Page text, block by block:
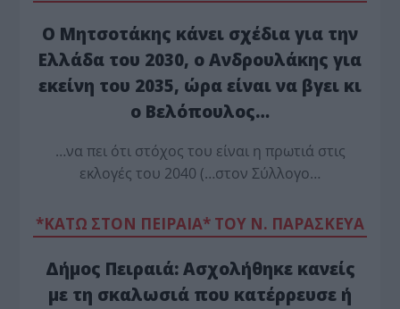
Ο Μητσοτάκης κάνει σχέδια για την
Ελλάδα του 2030, ο Ανδρουλάκης για
εκείνη του 2035, ώρα είναι να βγει κι
ο Βελόπουλος…
…να πει ότι στόχος του είναι η πρωτιά στις
εκλογές του 2040 (…στον Σύλλογο…
*ΚΑΤΩ ΣΤΟΝ ΠΕΙΡΑΙΑ* ΤΟΥ Ν. ΠΑΡΑΣΚΕΥΑ
Δήμος Πειραιά: Ασχολήθηκε κανείς
με τη σκαλωσιά που κατέρρευσε ή